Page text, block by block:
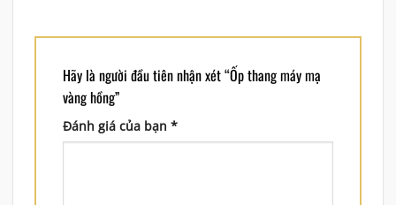
Hãy là người đầu tiên nhận xét “Ốp thang máy mạ
vàng hồng”
Đánh giá của bạn *